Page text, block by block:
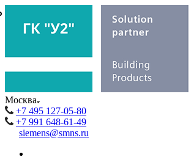
Москва
+7 495 127-05-80
+7 991 648-61-49
siemens@smns.ru